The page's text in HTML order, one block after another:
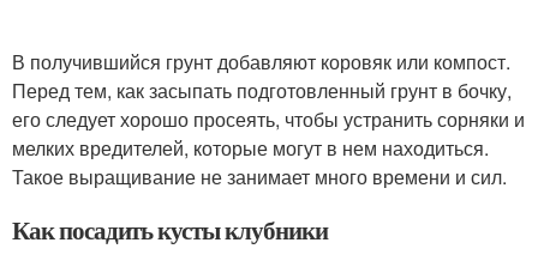
В получившийся грунт добавляют коровяк или компост.
Перед тем, как засыпать подготовленный грунт в бочку,
его следует хорошо просеять, чтобы устранить сорняки и
мелких вредителей, которые могут в нем находиться.
Такое выращивание не занимает много времени и сил.
Как посадить кусты клубники